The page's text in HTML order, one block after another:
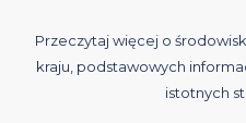
Przeczytaj więcej o
kraju, podstawowych
istotnych